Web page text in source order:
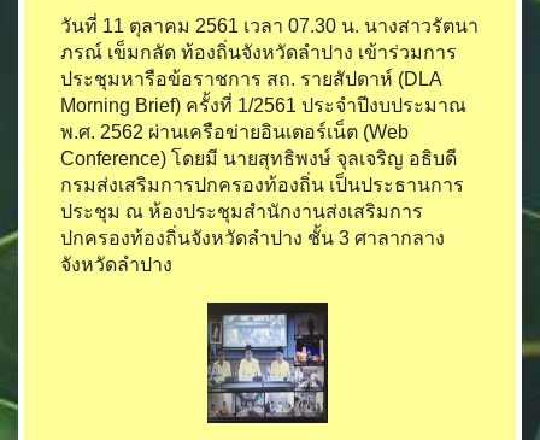
วันที่ 11 ตุลาคม 2561 เวลา 07.30 น. นางสาวรัตนา
ภรณ์ เข็มกลัด ท้องถิ่นจังหวัดลำปาง เข้าร่วมการ
ประชุมหารือข้อราชการ สถ. รายสัปดาห์ (DLA
Morning Brief) ครั้งที่ 1/2561 ประจำปีงบประมาณ
พ.ศ. 2562 ผ่านเครือข่ายอินเตอร์เน็ต (Web
Conference) โดยมี นายสุทธิพงษ์ จุลเจริญ อธิบดี
กรมส่งเสริมการปกครองท้องถิ่น เป็นประธานการ
ประชุม ณ ห้องประชุมสำนักงานส่งเสริมการ
ปกครองท้องถิ่นจังหวัดลำปาง ชั้น 3 ศาลากลาง
จังหวัดลำปาง